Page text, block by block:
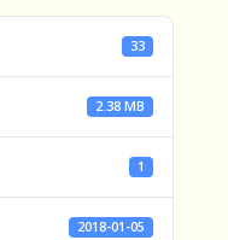
33
2.38 MB
1
2018-01-05